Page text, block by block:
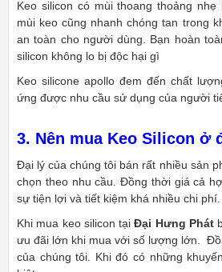
Keo silicon có mùi thoang thoảng
mùi keo cũng nhanh chóng tan trong
an toàn cho người dùng. Bạn hoàn
silicon không lo bị độc hại gì
Keo silicone apollo đem đến chất
ứng được nhu cầu sử dụng của người
3. Nên mua Keo Silicon ở
Đại lý của chúng tôi bán rất nhiều sản
chọn theo nhu cầu. Đồng thời giá cả
sự tiện lợi và tiết kiệm khá nhiều chi phí.
Khi mua keo silicon tạiĐại Hưng Phát
ưu đãi lớn khi mua với số lượng lớn.
của chúng tôi. Khi đó có những